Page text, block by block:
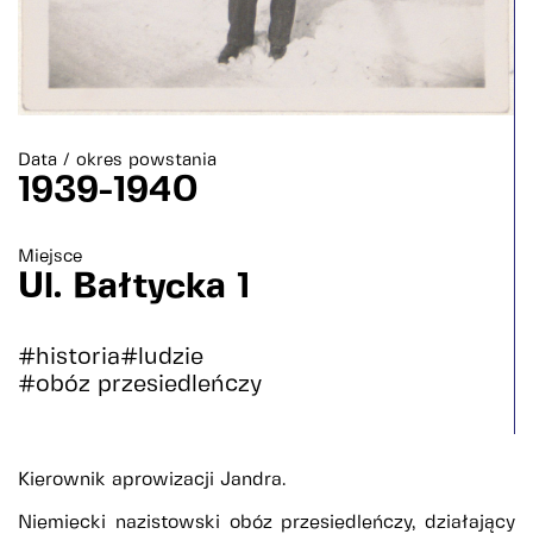
Data / okres powstania
1939-1940
Miejsce
Ul. Bałtycka 1
#historia#ludzie
#obóz przesiedleńczy
Kierownik aprowizacji Jandra.
Niemiecki nazistowski obóz przesiedleńczy, działający